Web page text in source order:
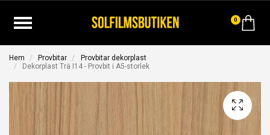
0
Hem Provbitar
Provbitar dekorplast
Dekorplast Trä I14 - Provbit i A5-storlek